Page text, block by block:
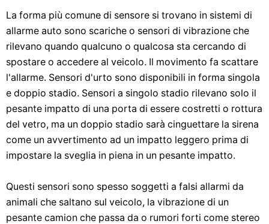
La forma più comune di sensore si trovano in sistemi di
allarme auto sono scariche o sensori di vibrazione che
rilevano quando qualcuno o qualcosa sta cercando di
spostare o accedere al veicolo. Il movimento fa scattare
l'allarme. Sensori d'urto sono disponibili in forma singola
e doppio stadio. Sensori a singolo stadio rilevano solo il
pesante impatto di una porta di essere costretti o rottura
del vetro, ma un doppio stadio sarà cinguettare la sirena
come un avvertimento ad un impatto leggero prima di
impostare la sveglia in piena in un pesante impatto.
Questi sensori sono spesso soggetti a falsi allarmi da
animali che saltano sul veicolo, la vibrazione di un
pesante camion che passa da o rumori forti come stereo